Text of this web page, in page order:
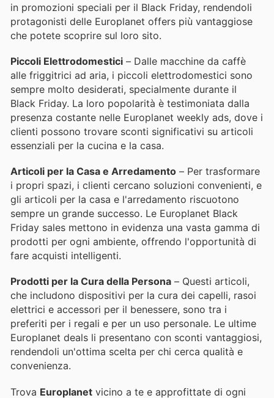
in promozioni speciali per il Black Friday, rendendoli
protagonisti delle Europlanet offers più vantaggiose
che potete scoprire sul loro sito.
Piccoli Elettrodomestici – Dalle macchine da caffè
alle friggitrici ad aria, i piccoli elettrodomestici sono
sempre molto desiderati, specialmente durante il
Black Friday. La loro popolarità è testimoniata dalla
presenza costante nelle Europlanet weekly ads, dove i
clienti possono trovare sconti significativi su articoli
essenziali per la cucina e la casa.
Articoli per la Casa e Arredamento – Per trasformare
i propri spazi, i clienti cercano soluzioni convenienti, e
gli articoli per la casa e l'arredamento riscuotono
sempre un grande successo. Le Europlanet Black
Friday sales mettono in evidenza una vasta gamma di
prodotti per ogni ambiente, offrendo l'opportunità di
fare acquisti intelligenti.
Prodotti per la Cura della Persona – Questi articoli,
che includono dispositivi per la cura dei capelli, rasoi
elettrici e accessori per il benessere, sono tra i
preferiti per i regali e per un uso personale. Le ultime
Europlanet deals li presentano con sconti vantaggiosi,
rendendoli un'ottima scelta per chi cerca qualità e
convenienza.
Trova Europlanet vicino a te e approfittate di ogni